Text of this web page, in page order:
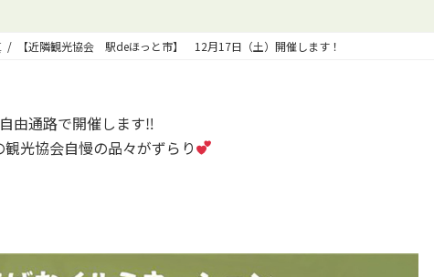
【近隣観光協会 駅deほっと市】 12月17日（土）開催します！
由通路で開催します‼
光協会自慢の品々がずらり